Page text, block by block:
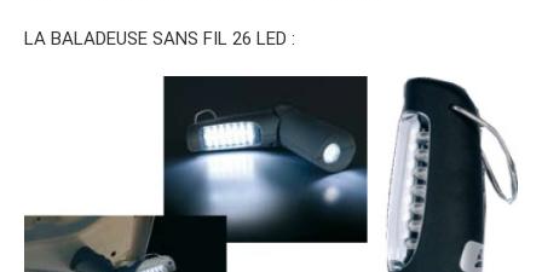
LA BALADEUSE SANS FIL 26 LED :